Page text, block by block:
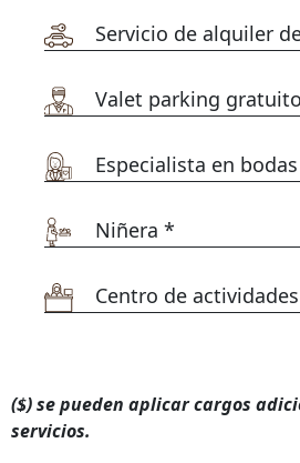
Servicio de alquiler
Valet parking gratuito
Especialista en
Niñera *
Centro de actividades
($) se pueden aplicar cargos
servicios.